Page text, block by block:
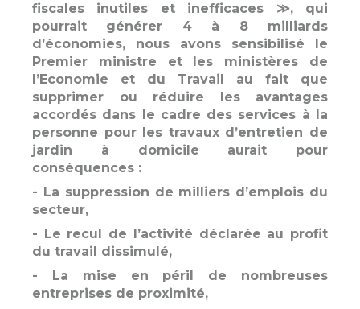
fiscales inutiles et inefficaces ≫, qui
pourrait générer 4 à 8 milliards
d’économies, nous avons sensibilisé le
Premier ministre et les ministères de
l’Economie et du Travail au fait que
supprimer ou réduire les avantages
accordés dans le cadre des services à la
personne pour les travaux d’entretien de
jardin à domicile aurait pour
conséquences :
- La suppression de milliers d’emplois du
secteur,
- Le recul de l’activité déclarée au profit
du travail dissimulé,
- La mise en péril de nombreuses
entreprises de proximité,